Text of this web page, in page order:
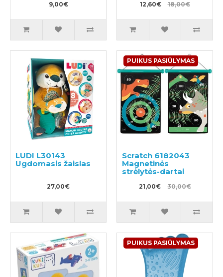
9,00€ 12,60€ 18,00€
LUDI L30143
Ugdomasis žaislas
27,00€
PUIKUS PASIŪLYMAS
Scratch 6182043
Magnetinės
strėlytės-dartai
21,00€ 30,00€
PUIKUS PASIŪLYMAS